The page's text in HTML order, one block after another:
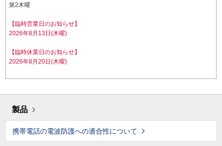
第2木曜
【臨時営業日のお知らせ】
2026年8月13日(木曜)
【臨時休業日のお知らせ】
2026年8月20日(木曜)
製品
携帯電話の電波防護への適合性について